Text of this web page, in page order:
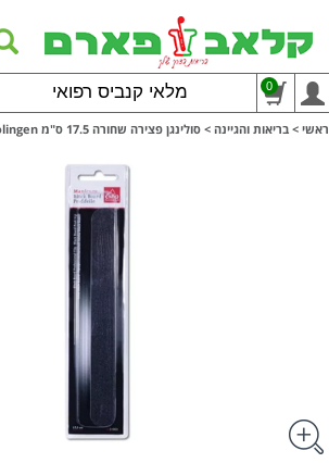
נגישות
אתר
המרכזי
מלאי קנביס רפואי 0
ראשי > בריאות והגיינה > סולינגן פצירה שחורה 17.5 ס"מ Solingen